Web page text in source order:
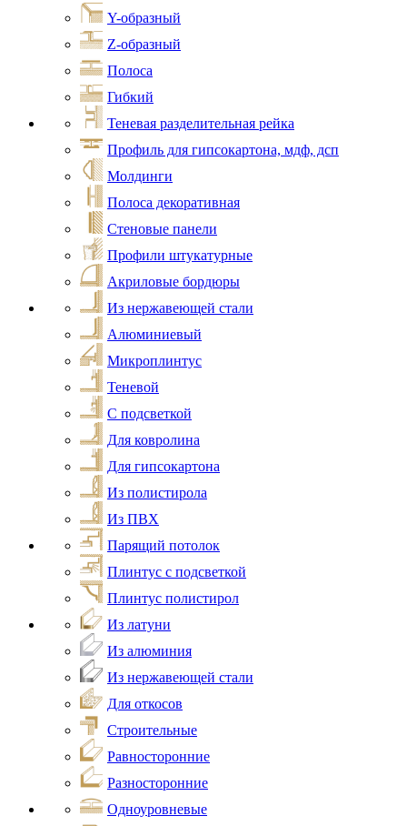
Y-образный
Z-образный
Полоса
Гибкий
Теневая разделительная рейка
Профиль для гипсокартона, мдф, дсп
Молдинги
Полоса декоративная
Стеновые панели
Профили штукатурные
Акриловые бордюры
Из нержавеющей стали
Алюминиевый
Микроплинтус
Теневой
С подсветкой
Для ковролина
Для гипсокартона
Из полистирола
Из ПВХ
Парящий потолок
Плинтус с подсветкой
Плинтус полистирол
Из латуни
Из алюминия
Из нержавеющей стали
Для откосов
Строительные
Равносторонние
Разносторонние
Одноуровневые